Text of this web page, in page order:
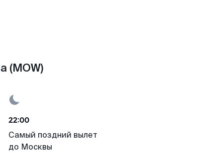
(MOW)
22:00
Самый поздний вылет
до Москвы